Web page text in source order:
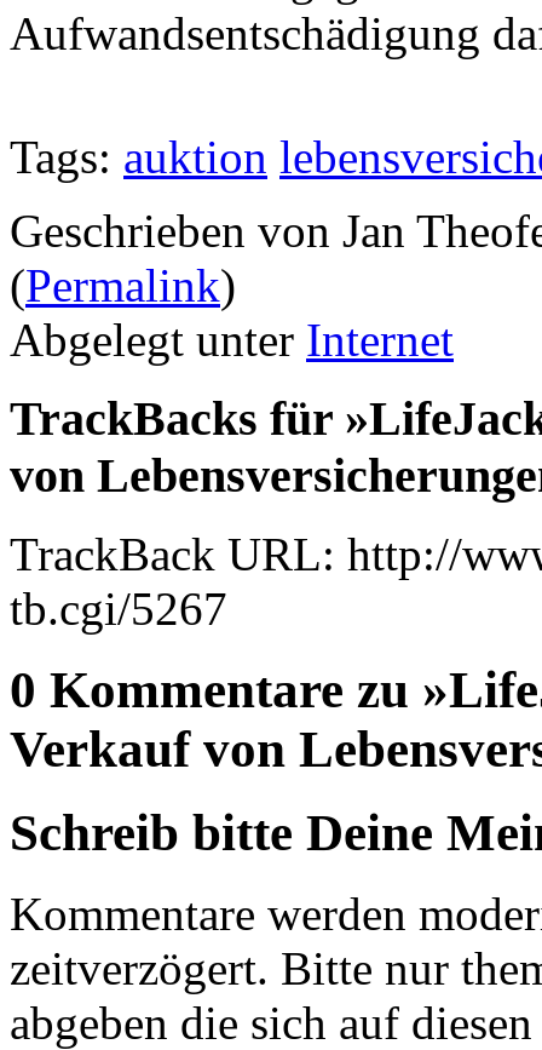
Aufwandsentschädigung
Tags: auktion
Geschrieben von Jan
(Permalink)
Abgelegt unter Internet
TrackBacks für
von
TrackBack URL: http://
tb.cgi/5267
0 Kommentare zu
Verkauf von
Schreib bitte Deine
Kommentare werden
zeitverzögert. Bitte nur
abgeben die sich auf